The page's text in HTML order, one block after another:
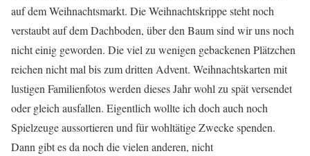
auf dem Weihnachtsmarkt. Die Weihnachtskrippe steht noch
verstaubt auf dem Dachboden, über den Baum sind wir uns noch
nicht einig geworden. Die viel zu wenigen gebackenen Plätzchen
reichen nicht mal bis zum dritten Advent. Weihnachtskarten mit
lustigen Familienfotos werden dieses Jahr wohl zu spät versendet
oder gleich ausfallen. Eigentlich wollte ich doch auch noch
Spielzeuge aussortieren und für wohltätige Zwecke spenden.
Dann gibt es da noch die vielen anderen, nicht